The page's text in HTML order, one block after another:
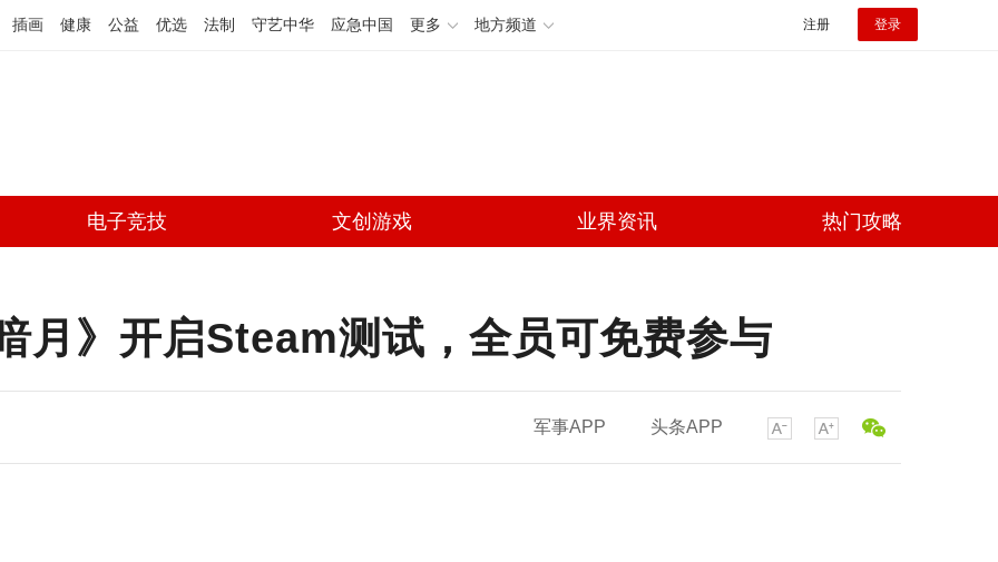
插画 健康 公益 优选 法制 守艺中华 应急中国 更多 地方频道 注册 登录
电子竞技 文创游戏 业界资讯 热门攻略
月》开启Steam测试，全员可免费参与
军事APP 头条APP